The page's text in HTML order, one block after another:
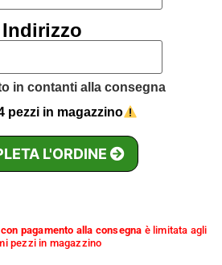
Indirizzo
in contanti alla consegna
pezzi in magazzino
L'ORDINE
pagamento alla consegna è limitata agli
pezzi in magazzino